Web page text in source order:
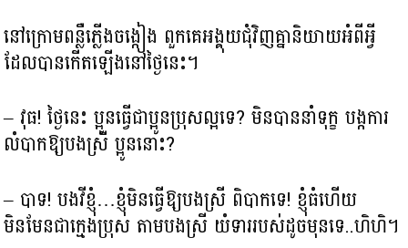
នៅក្រោមពន្លឺភ្លើងចង្កៀង ពួកគេអង្គុយជុំវិញគ្នានិយាយអំពីអ្វី
ដែលបានកើតឡើងនៅថ្ងៃនេះ។
– វុធ! ថ្ងៃនេះ ប្អូនធ្វើជាប្អូនប្រុសល្អទេ? មិនបាននាំទុក្ខ បង្កការ
លំបាកឱ្យបងស្រី ប្អូននោះ?
– បាទ! បងវីខ្ញុំ…ខ្ញុំមិនធ្វើឱ្យបងស្រី ពិបាកទេ! ខ្ញុំធំហើយ
មិនមែនជាក្មេងប្រុស តាមបងស្រី យំទាររបស់ដូចមុនទេ..ហិហិ។